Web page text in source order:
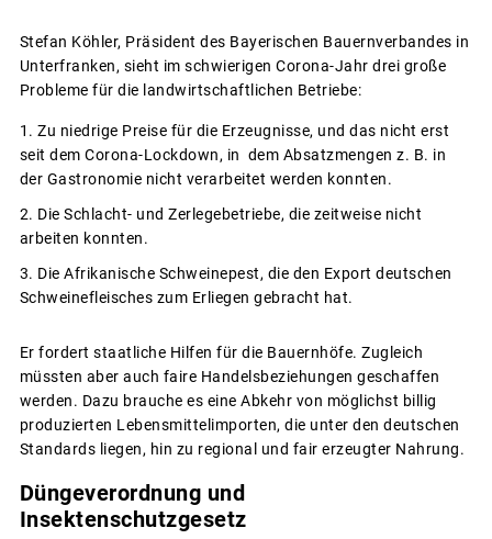
Stefan Köhler, Präsident des Bayerischen Bauernverbandes in
Unterfranken, sieht im schwierigen Corona-Jahr drei große
Probleme für die landwirtschaftlichen Betriebe:
Zu niedrige Preise für die Erzeugnisse, und das nicht erst
seit dem Corona-Lockdown, in dem Absatzmengen z. B. in
der Gastronomie nicht verarbeitet werden konnten.
Die Schlacht- und Zerlegebetriebe, die zeitweise nicht
arbeiten konnten.
Die Afrikanische Schweinepest, die den Export deutschen
Schweinefleisches zum Erliegen gebracht hat.
Er fordert staatliche Hilfen für die Bauernhöfe. Zugleich
müssten aber auch faire Handelsbeziehungen geschaffen
werden. Dazu brauche es eine Abkehr von möglichst billig
produzierten Lebensmittelimporten, die unter den deutschen
Standards liegen, hin zu regional und fair erzeugter Nahrung.
Düngeverordnung und
Insektenschutzgesetz